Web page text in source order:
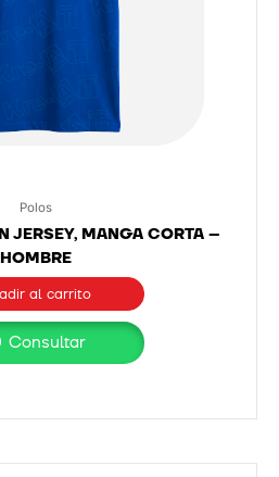
Polos
JERSEY, MANGA CORTA –
HOMBRE
al carrito
Consultar